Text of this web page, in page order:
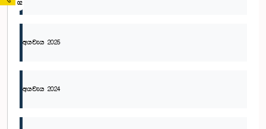
02
අයවැය 2025
අයවැය 2024